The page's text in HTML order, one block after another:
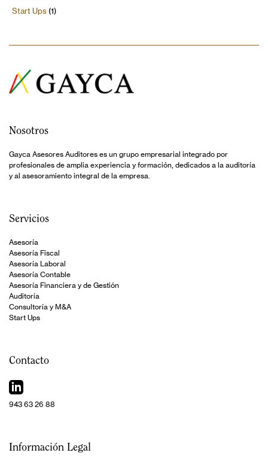
Start Ups (1)
Nosotros
Gayca Asesores Auditores es un grupo empresarial integrado por
profesionales de amplia experiencia y formación, dedicados a la auditoría
y al asesoramiento integral de la empresa.
Servicios
Asesoría
Asesoría Fiscal
Asesoría Laboral
Asesoría Contable
Asesoría Financiera y de Gestión
Auditoría
Consultoría y M&A
Start Ups
Contacto
943 63 26 88
Información Legal